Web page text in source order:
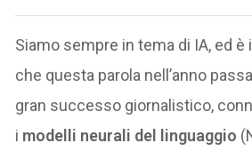
Siamo sempre in tema di IA, ed
che questa parola nell’anno
gran successo giornalistico,
i modelli neurali del linguaggio